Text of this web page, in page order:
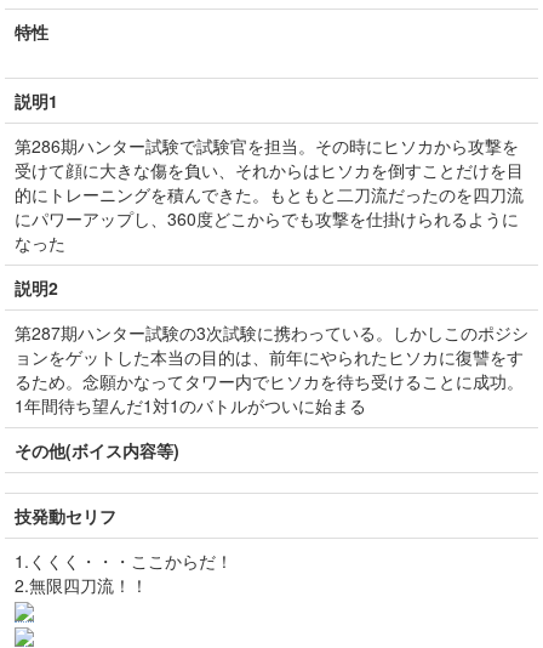
特性
説明1
第286期ハンター試験で試験官を担当。その時にヒソカから攻撃を
受けて顔に大きな傷を負い、それからはヒソカを倒すことだけを目
的にトレーニングを積んできた。もともと二刀流だったのを四刀流
にパワーアップし、360度どこからでも攻撃を仕掛けられるように
なった
説明2
第287期ハンター試験の3次試験に携わっている。しかしこのポジシ
ョンをゲットした本当の目的は、前年にやられたヒソカに復讐をす
るため。念願かなってタワー内でヒソカを待ち受けることに成功。
1年間待ち望んだ1対1のバトルがついに始まる
その他(ボイス内容等)
技発動セリフ
1.くくく・・・ここからだ！
2.無限四刀流！！